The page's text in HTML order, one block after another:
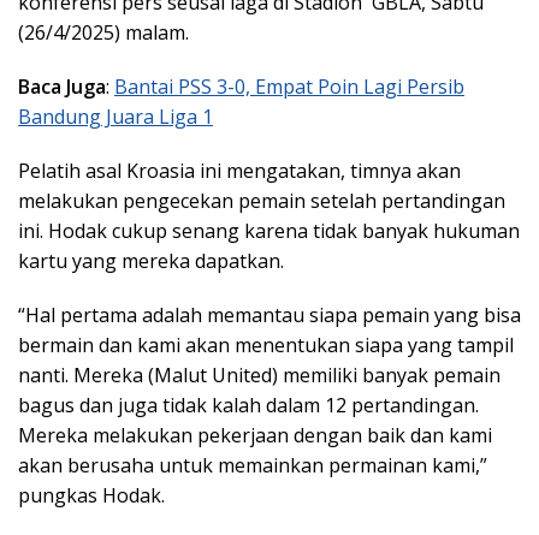
(26/4/2025) malam.
Baca Juga: Bantai PSS 3-0, Empat Poin Lagi Persib
Bandung Juara Liga 1
Pelatih asal Kroasia ini mengatakan, timnya akan
melakukan pengecekan pemain setelah pertandingan
ini. Hodak cukup senang karena tidak banyak hukuman
kartu yang mereka dapatkan.
“Hal pertama adalah memantau siapa pemain yang bisa
bermain dan kami akan menentukan siapa yang tampil
nanti. Mereka (Malut United) memiliki banyak pemain
bagus dan juga tidak kalah dalam 12 pertandingan.
Mereka melakukan pekerjaan dengan baik dan kami
akan berusaha untuk memainkan permainan kami,”
pungkas Hodak.